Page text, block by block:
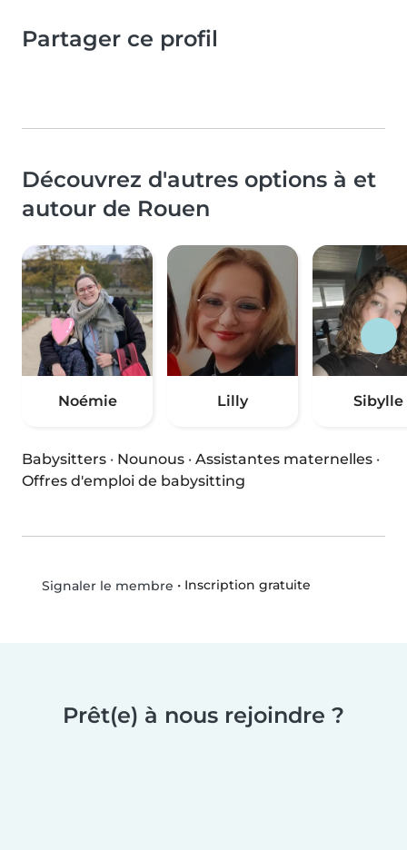
Partager ce profil
Découvrez d'autres options à et
autour de Rouen
Noémie Lilly Sibylle
Babysitters · Nounous · Assistantes maternelles ·
Offres d'emploi de babysitting
Signaler le membre • Inscription gratuite
Prêt(e) à nous rejoindre ?